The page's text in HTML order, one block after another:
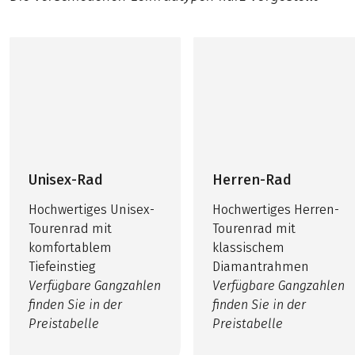
Unisex-Rad
Hochwertiges Unisex-
Tourenrad mit
komfortablem
Tiefeinstieg
Verfügbare Gangzahlen
finden Sie in der
Preistabelle
Herren-Rad
Hochwertiges Herren-
Tourenrad mit
klassischem
Diamantrahmen
Verfügbare Gangzahlen
finden Sie in der
Preistabelle